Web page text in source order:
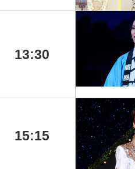
13:30
15:15